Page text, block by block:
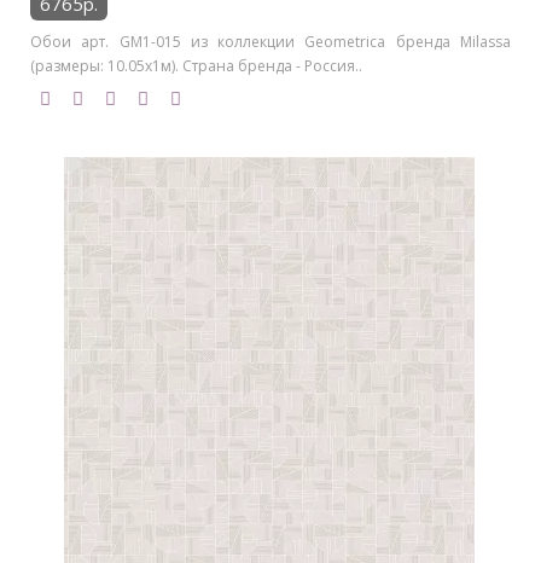
Обои арт. GM1-015 из коллекции Geometrica бренда Milassa
(размеры: 10.05х1м). Страна бренда - Россия..